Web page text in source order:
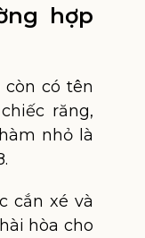
hợp
có tên
răng,
nhỏ là
cắn xé và
hòa cho